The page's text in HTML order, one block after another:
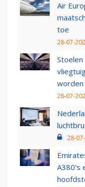
Air
toe
28-07-
Stoelen
worden
28-07-
28-
A380's